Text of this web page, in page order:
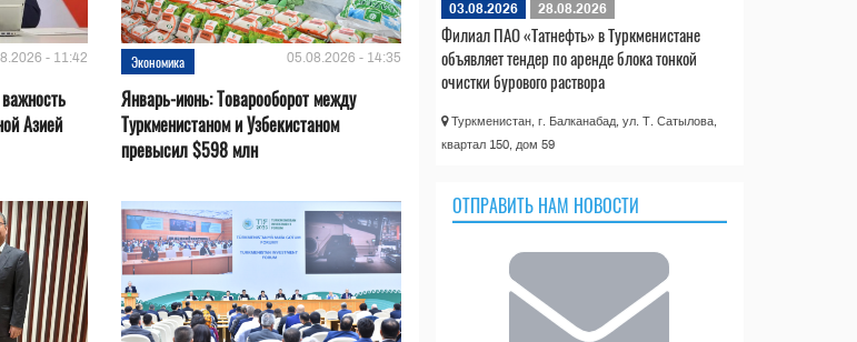
- 11:42
Азией
Экономика 05.08.2026 - 14:35
Январь-июнь: Товарооборот между
Туркменистаном и Узбекистаном
превысил $598 млн
03.08.2026 28.08.2026
Филиал ПАО «Татнефть» в Туркменистане
объявляет тендер по аренде блока тонкой
очистки бурового раствора
Туркменистан, г. Балканабад, ул. Т. Сатылова,
квартал 150, дом 59
ОТПРАВИТЬ НАМ НОВОСТИ